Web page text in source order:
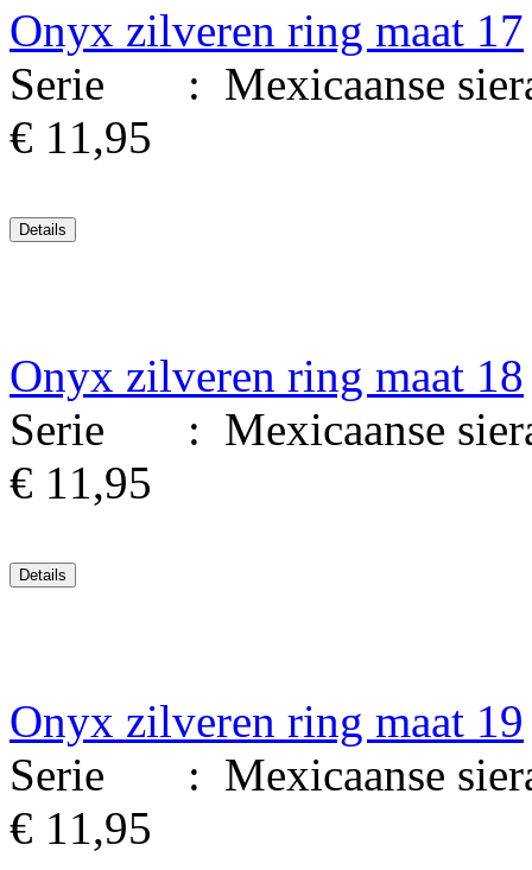
Onyx zilveren ring maat 17
Serie : Mexicaanse
€ 11,95
Onyx zilveren ring maat 18
Serie : Mexicaanse
€ 11,95
Onyx zilveren ring maat 19
Serie : Mexicaanse
€ 11,95